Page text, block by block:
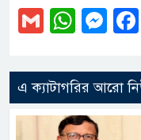
Gmail
এ ক্যাটাগরির আরো